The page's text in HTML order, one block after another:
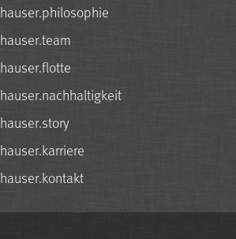
hauser.philosophie
hauser.team
hauser.flotte
hauser.nachhaltigkeit
hauser.story
hauser.karriere
hauser.kontakt